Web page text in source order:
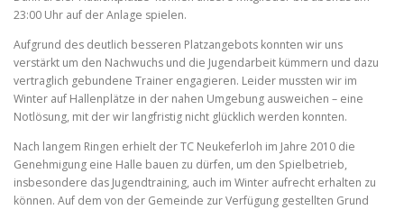
23:00 Uhr auf der Anlage spielen.
Aufgrund des deutlich besseren Platzangebots konnten wir uns
verstärkt um den Nachwuchs und die Jugendarbeit kümmern und dazu
vertraglich gebundene Trainer engagieren. Leider mussten wir im
Winter auf Hallenplätze in der nahen Umgebung ausweichen – eine
Notlösung, mit der wir langfristig nicht glücklich werden konnten.
Nach langem Ringen erhielt der TC Neukeferloh im Jahre 2010 die
Genehmigung eine Halle bauen zu dürfen, um den Spielbetrieb,
insbesondere das Jugendtraining, auch im Winter aufrecht erhalten zu
können. Auf dem von der Gemeinde zur Verfügung gestellten Grund